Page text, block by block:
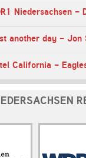
another day - Jon
California -